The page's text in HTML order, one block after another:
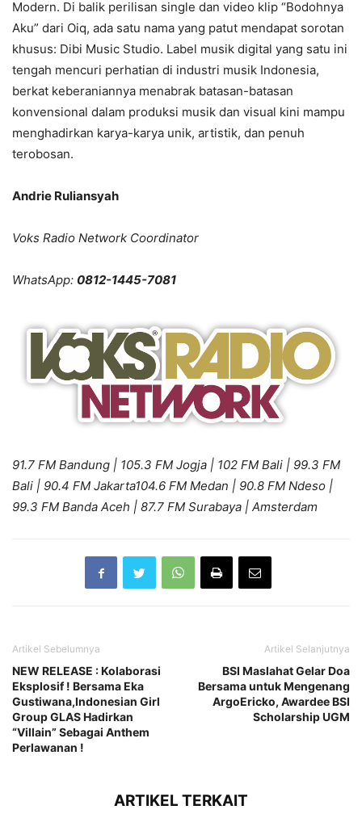
Modern. Di balik perilisan single dan video klip “Bodohnya
Aku” dari Oiq, ada satu nama yang patut mendapat sorotan
khusus: Dibi Music Studio. Label musik digital yang satu ini
tengah mencuri perhatian di industri musik Indonesia,
berkat keberaniannya menabrak batasan-batasan
konvensional dalam produksi musik dan visual kini mampu
menghadirkan karya-karya unik, artistik, dan penuh
terobosan.
Andrie Ruliansyah
Voks Radio Network Coordinator
WhatsApp: 0812-1445-7081
91.7 FM Bandung | 105.3 FM Jogja | 102 FM Bali | 99.3 FM
Bali | 90.4 FM Jakarta104.6 FM Medan | 90.8 FM Ndeso |
99.3 FM Banda Aceh | 87.7 FM Surabaya | Amsterdam
Artikel Sebelumnya
NEW RELEASE : Kolaborasi
Eksplosif ! Bersama Eka
Gustiwana,Indonesian Girl
Group GLAS Hadirkan
“Villain” Sebagai Anthem
Perlawanan !
Artikel Selanjutnya
BSI Maslahat Gelar Doa
Bersama untuk Mengenang
ArgoEricko, Awardee BSI
Scholarship UGM
ARTIKEL TERKAIT